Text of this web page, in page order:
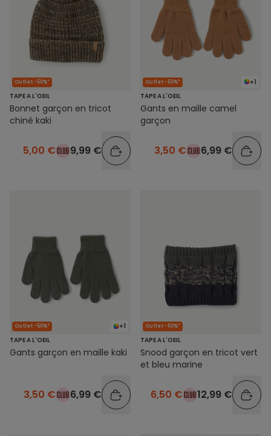
Outlet -50%*
TAPE A L'OEIL
Bonnet garçon en tricot
chiné kaki
5,00 € 9,99 €
+1
Outlet -50%*
TAPE A L'OEIL
Gants en maille camel
garçon
3,50 € 6,99 €
+1
Outlet -50%*
TAPE A L'OEIL
Gants garçon en maille kaki
3,50 € 6,99 €
Outlet -50%*
TAPE A L'OEIL
Snood garçon en tricot vert
et bleu marine
6,50 € 12,99 €